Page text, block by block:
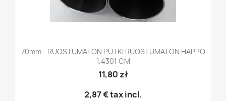
70mm - RUOSTUMATON PUTKI RUOSTUMATON HAPPO
1.4301 CM
11,80 zł
2,87 €tax incl.